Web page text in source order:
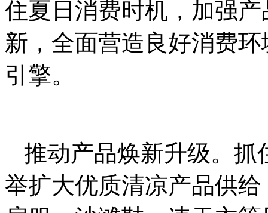
住夏日消费时机，加强
新，全面营造良好消费
引擎。
推动产品焕新升级。抓
举扩大优质清凉产品供